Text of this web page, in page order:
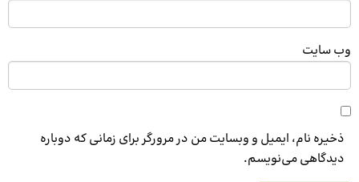
وب‌ سایت
ذخیره نام، ایمیل و وبسایت من در مرورگر برای زمانی که دوباره
دیدگاهی می‌نویسم.